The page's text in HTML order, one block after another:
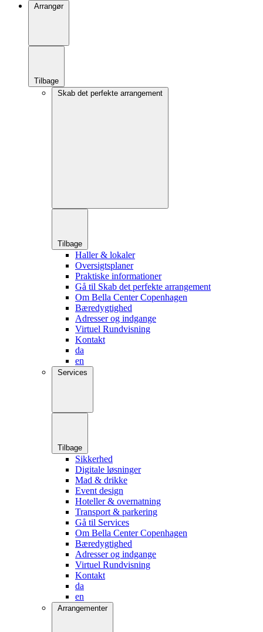
Arrangør
Tilbage
Skab det perfekte arrangement
Tilbage
Haller & lokaler
Oversigtsplaner
Praktiske informationer
Gå til Skab det perfekte arrangement
Om Bella Center Copenhagen
Bæredygtighed
Adresser og indgange
Virtuel Rundvisning
Kontakt
da
en
Services
Tilbage
Sikkerhed
Digitale løsninger
Mad & drikke
Event design
Hoteller & overnatning
Transport & parkering
Gå til Services
Om Bella Center Copenhagen
Bæredygtighed
Adresser og indgange
Virtuel Rundvisning
Kontakt
da
en
Arrangementer